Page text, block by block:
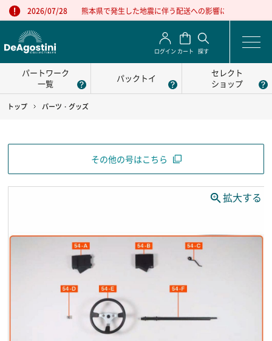
2026/07/28 熊本県で発生した地震に伴う配送への影響について
ログイン カート 探す
パートワーク
一覧
パックトイ
セレクト
ショップ
トップ パーツ・グッズ
その他の号はこちら